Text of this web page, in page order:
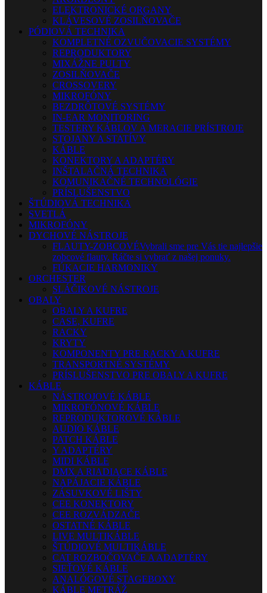
ELEKTRONICKÉ ORGANY
KLÁVESOVÉ ZOSILŇOVAČE
PÓDIOVÁ TECHNIKA
KOMPLETNÉ OZVUČOVACIE SYSTÉMY
REPRODUKTORY
MIXÁŽNE PULTY
ZOSILŇOVAČE
CROSSOVERY
MIKROFÓNY
BEZDRÔTOVÉ SYSTÉMY
IN-EAR MONITORING
TESTERY KÁBLOV A MERACIE PRÍSTROJE
STOJANY A STATÍVY
KÁBLE
KONEKTORY A ADAPTÉRY
INŠTALAČNÁ TECHNIKA
KOMUNIKAČNÉ TECHNOLÓGIE
PRÍSLUŠENSTVO
ŠTÚDIOVÁ TECHNIKA
SVETLÁ
MIKROFÓNY
DYCHOVÉ NÁSTROJE
FLAUTY-ZOBCOVÉVybrali sme pre Vás tie najlepšie
zobcové flauty. Ráčte si vybrať z našej ponuky.
FÚKACIE HARMONIKY
ORCHESTER
SLÁČIKOVÉ NÁSTROJE
OBALY
OBALY A KUFRE
CASE, KUFRE
RACKY
KRYTY
KOMPONENTY PRE RACKY A KUFRE
TRANSPORTNÉ SYSTÉMY
PRÍSLUŠENSTVO PRE OBALY A KUFRE
KÁBLE
NÁSTROJOVÉ KÁBLE
MIKROFÓNOVÉ KÁBLE
REPRODUKTOROVÉ KÁBLE
AUDIO KÁBLE
PATCH KÁBLE
Y ADAPTÉRY
MIDI KÁBLE
DMX A RIADIACE KÁBLE
NAPÁJACIE KÁBLE
ZÁSUVKOVÉ LIŠTY
CEE KONEKTORY
CEE ROZVÁDZAČE
OSTATNÉ KÁBLE
LIVE MULTIKÁBLE
ŠTÚDIOVÉ MULTIKÁBLE
CAT ROZBOČOVAČE A ADAPTÉRY
SIEŤOVÉ KÁBLE
ANALÓGOVÉ STAGEBOXY
KÁBLE METRÁŽ